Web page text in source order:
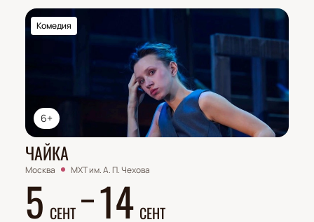
6+
Комедия
ЧАЙКА
Москва МХТ им. А. П. Чехова
5 СЕНТ 14 СЕНТ